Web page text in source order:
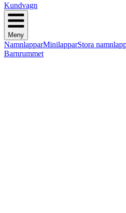
Kundvagn
Meny
NamnlapparMinilapparStora
Barnrummet